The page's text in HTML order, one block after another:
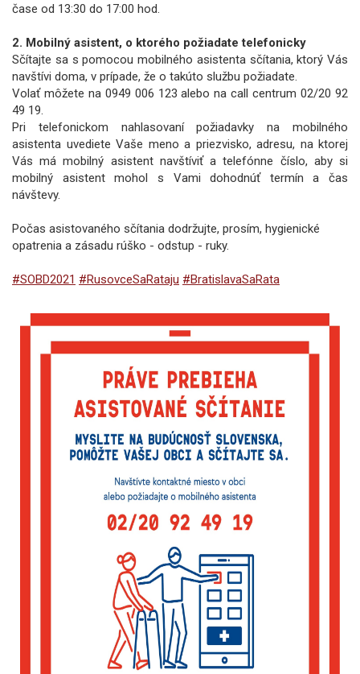
čase od 13:30 do 17:00 hod.
2. Mobilný asistent, o ktorého požiadate telefonicky
Sčítajte sa s pomocou mobilného asistenta sčítania, ktorý Vás
navštívi doma, v prípade, že o takúto službu požiadate.
Volať môžete na 0949 006 123 alebo na call centrum 02/20 92
49 19.
Pri telefonickom nahlasovaní požiadavky na mobilného
asistenta uvediete Vaše meno a priezvisko, adresu, na ktorej
Vás má mobilný asistent navštíviť a telefónne číslo, aby si
mobilný asistent mohol s Vami dohodnúť termín a čas
návštevy.
Počas asistovaného sčítania dodržujte, prosím, hygienické
opatrenia a zásadu rúško - odstup - ruky.
#SOBD2021 #RusovceSaRataju #BratislavaSaRata